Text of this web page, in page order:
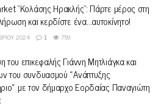
“Κολάσης Ηρακλής”: Πάρτε μέρος στη
και κερδίστε ένα…αυτοκίνητο!
2024 1 759
του επικεφαλής Γιάννη Μητλιάγκα και
του συνδυασμού «Ανάπτυξης
με τον δήμαρχο Εορδαίας Παναγιώτη